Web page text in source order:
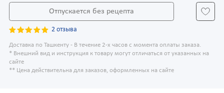
Отпускается без рецепта
2 отзыва
Доставка по Ташкенту - В течение 2-х часов с момента оплаты заказа.
* Внешний вид и инструкция к товару могут отличаться от указанных на
сайте
** Цена действительна для заказов, оформленных на сайте